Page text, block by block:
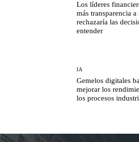
Los líderes
más transparencia
rechazaría las
entender
IA
Gemelos digitales
mejorar los
los procesos